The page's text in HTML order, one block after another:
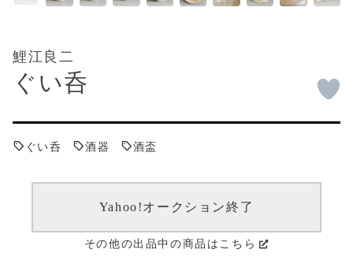
鯉江良二
ぐい呑
ぐい呑 酒器 酒盃
Yahoo!オークション終了
その他の出品中の商品はこちら